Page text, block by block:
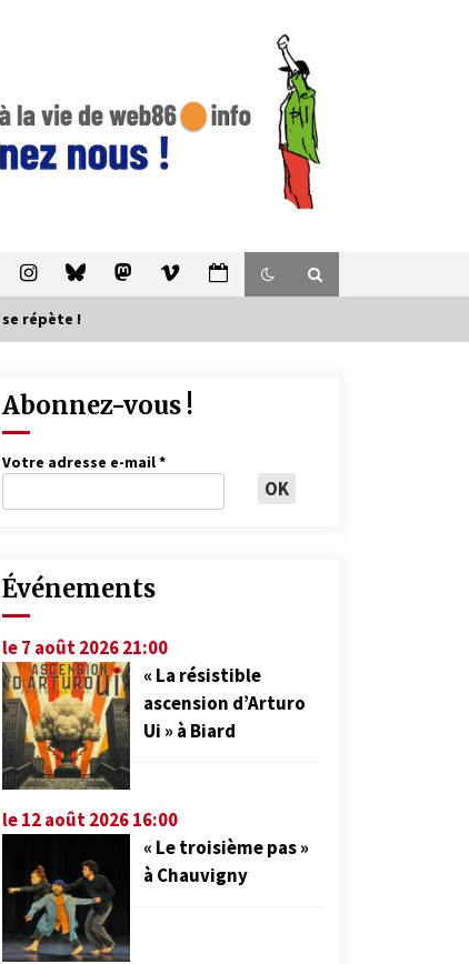
répète !
Abonnez-vous !
Votre adresse e-mail*
Événements
le 7 août 2026 21:00
« La résistible
ascension d’Arturo
Ui » à Biard
le 12 août 2026 16:00
« Le troisième pas »
à Chauvigny